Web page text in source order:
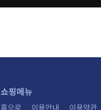
쇼핑메뉴
홈으로 이용안내 이용약관